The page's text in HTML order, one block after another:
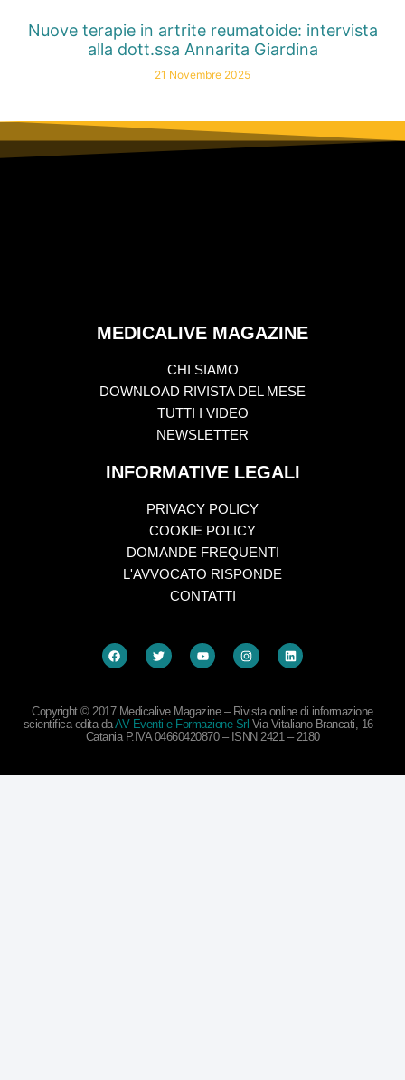
Nuove terapie in artrite reumatoide: intervista
alla dott.ssa Annarita Giardina
21 Novembre 2025
MEDICALIVE MAGAZINE
CHI SIAMO
DOWNLOAD RIVISTA DEL MESE
TUTTI I VIDEO
NEWSLETTER
INFORMATIVE LEGALI
PRIVACY POLICY
COOKIE POLICY
DOMANDE FREQUENTI
L'AVVOCATO RISPONDE
CONTATTI
Copyright © 2017 Medicalive Magazine – Rivista online di informazione
scientifica edita daAV Eventi e Formazione Srl Via Vitaliano Brancati, 16 –
Catania P.IVA 04660420870 – ISNN 2421 – 2180